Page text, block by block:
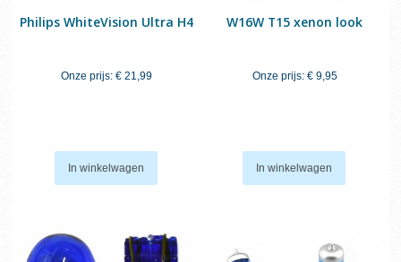
Philips WhiteVision Ultra H4
Onze prijs: € 21,99
In winkelwagen
W16W T15 xenon look
Onze prijs: € 9,95
In winkelwagen